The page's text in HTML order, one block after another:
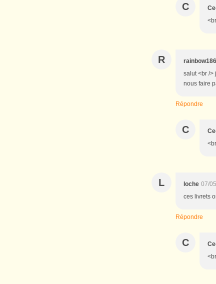
C
R rainbow186
salut <br />
nous faire
Répondre
C
L loche 07/
ces livrets
Répondre
C